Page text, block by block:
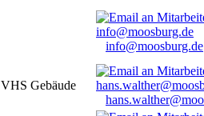
info@moosburg.de
VHS Gebäude